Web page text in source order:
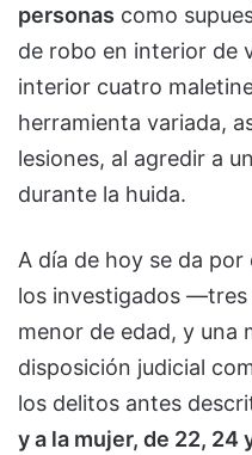
personas como
de robo en interior de
interior cuatro
herramienta variada,
lesiones, al agredir a
durante la huida.
A día de hoy se da
los investigados —tres
menor de edad, y una
disposición judicial
los delitos antes
y a la mujer, de 22, 24